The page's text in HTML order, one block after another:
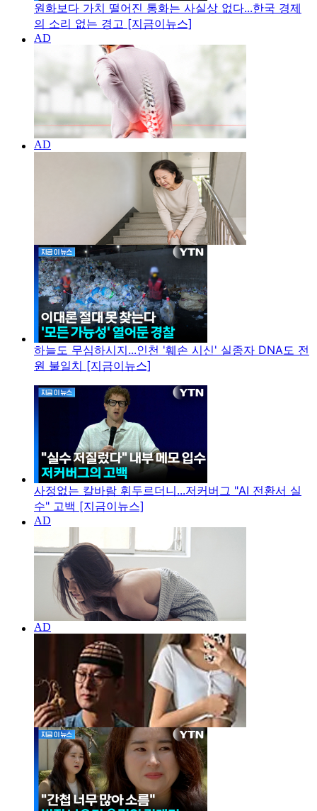
원화보다 가치 떨어진 통화는 사실상 없다...한국 경제
의 소리 없는 경고 [지금이뉴스]
하늘도 무심하시지...인천 '훼손 시신' 실종자 DNA도 전
원 불일치 [지금이뉴스]
사정없는 칼바람 휘두르더니...저커버그 "AI 전환서 실
수" 고백 [지금이뉴스]